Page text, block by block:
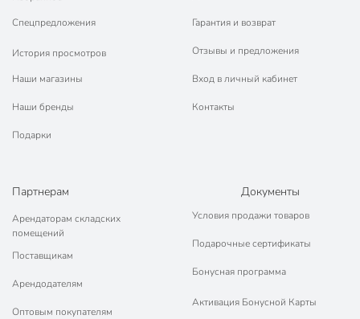
Спецпредложения
История просмотров
Наши магазины
Наши бренды
Подарки
Гарантия и возврат
Отзывы и предложения
Вход в личный кабинет
Контакты
Партнерам
Арендаторам складских
помещений
Поставщикам
Арендодателям
Оптовым покупателям
Документы
Условия продажи товаров
Подарочные сертификаты
Бонусная программа
Активация Бонусной Карты